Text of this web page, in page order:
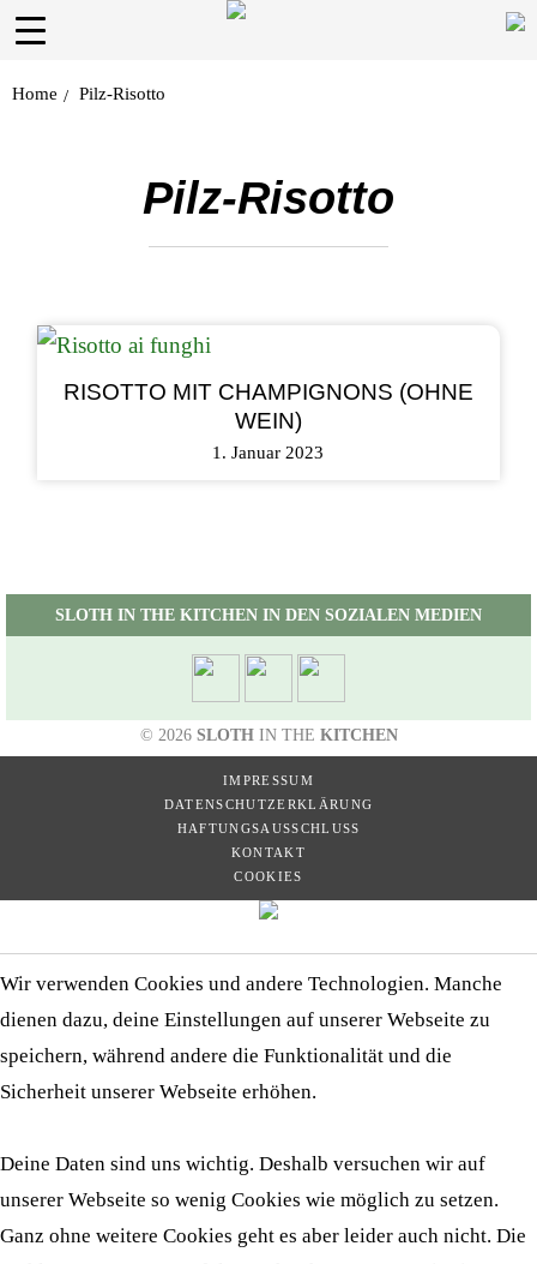
Home / Pilz-Risotto
Pilz-Risotto
RISOTTO MIT CHAMPIGNONS (OHNE
WEIN)
1. Januar 2023
SLOTH IN THE KITCHEN IN DEN SOZIALEN MEDIEN
© 2026 SLOTH IN THE KITCHEN
IMPRESSUM
DATENSCHUTZERKLÄRUNG
HAFTUNGSAUSSCHLUSS
KONTAKT
COOKIES
Wir verwenden Cookies und andere Technologien. Manche
dienen dazu, deine Einstellungen auf unserer Webseite zu
speichern, während andere die Funktionalität und die
Sicherheit unserer Webseite erhöhen.
Deine Daten sind uns wichtig. Deshalb versuchen wir auf
unserer Webseite so wenig Cookies wie möglich zu setzen.
Ganz ohne weitere Cookies geht es aber leider auch nicht. Die